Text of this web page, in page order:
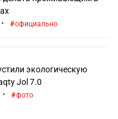
• официально
экологическую
Jol 7.0
• фото